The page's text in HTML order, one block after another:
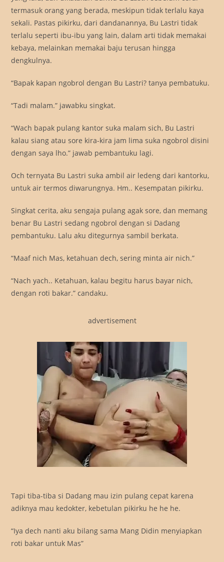
termasuk orang yang berada, meskipun tidak terlalu kaya
sekali. Pastas pikirku, dari dandanannya, Bu Lastri tidak
terlalu seperti ibu-ibu yang lain, dalam arti tidak memakai
kebaya, melainkan memakai baju terusan hingga
dengkulnya.
“Bapak kapan ngobrol dengan Bu Lastri? tanya pembatuku.
“Tadi malam.” jawabku singkat.
“Wach bapak pulang kantor suka malam sich, Bu Lastri
kalau siang atau sore kira-kira jam lima suka ngobrol disini
dengan saya lho.” jawab pembantuku lagi.
Och ternyata Bu Lastri suka ambil air ledeng dari kantorku,
untuk air termos diwarungnya. Hm.. Kesempatan pikirku.
Singkat cerita, aku sengaja pulang agak sore, dan memang
benar Bu Lastri sedang ngobrol dengan si Dadang
pembantuku. Lalu aku ditegurnya sambil berkata.
“Maaf nich Mas, ketahuan dech, sering minta air nich.”
“Nach yach.. Ketahuan, kalau begitu harus bayar nich,
dengan roti bakar.” candaku.
advertisement
Tapi tiba-tiba si Dadang mau izin pulang cepat karena
adiknya mau kedokter, kebetulan pikirku he he he.
“Iya dech nanti aku bilang sama Mang Didin menyiapkan
roti bakar untuk Mas”